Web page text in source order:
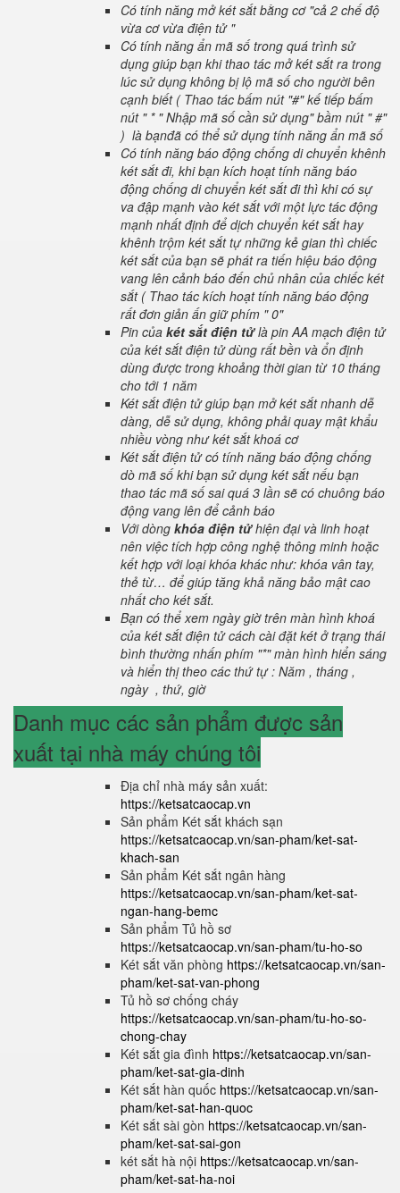
Có tính năng mở két sắt bằng cơ "cả 2 chế độ
vừa cơ vừa điện tử "
Có tính năng ẩn mã số trong quá trình sử
dụng giúp bạn khi thao tác mở két sắt ra trong
lúc sử dụng không bị lộ mã số cho người bên
cạnh biết ( Thao tác bấm nút "#" kế tiếp bấm
nút " * " Nhập mã số cần sử dụng" bầm nút " #"
) là bạnđã có thể sử dụng tính năng ẩn mã số
Có tính năng báo động chống di chuyển khênh
két sắt đi, khi bạn kích hoạt tính năng báo
động chống di chuyển két sắt đi thì khi có sự
va đập mạnh vào két sắt với một lực tác động
mạnh nhất định để dịch chuyển két sắt hay
khênh trộm két sắt tự những kẻ gian thì chiếc
két sắt của bạn sẽ phát ra tiến hiệu báo động
vang lên cảnh báo đến chủ nhân của chiếc két
sắt ( Thao tác kích hoạt tính năng báo động
rất đơn giản ấn giữ phím " 0"
Pin của két sắt điện tửlà pin AA mạch điện tử
của két sắt điện tử dùng rất bền và ổn định
dùng được trong khoảng thời gian từ 10 tháng
cho tới 1 năm
Két sắt điện tử giúp bạn mở két sắt nhanh dễ
dàng, dễ sử dụng, không phải quay mật khẩu
nhiều vòng như két sắt khoá cơ
Két sắt điện tử có tính năng báo động chống
dò mã số khi bạn sử dụng két sắt nếu bạn
thao tác mã số sai quá 3 lần sẽ có chuông báo
động vang lên để cảnh báo
Với dòng khóa điện tửhiện đại và linh hoạt
nên việc tích hợp công nghệ thông minh hoặc
kết hợp với loại khóa khác như: khóa vân tay,
thẻ từ… để giúp tăng khả năng bảo mật cao
nhất cho két sắt.
Bạn có thể xem ngày giờ trên màn hình khoá
của két sắt điện tử cách cài đặt két ở trạng thái
bình thường nhấn phím "*" màn hình hiển sáng
và hiển thị theo các thứ tự : Năm , tháng ,
ngày , thứ, giờ
Danh mục các sản phẩm được sản
xuất tại nhà máy chúng tôi
Địa chỉ nhà máy sản xuất:
https://ketsatcaocap.vn
Sản phẩm Két sắt khách sạn
https://ketsatcaocap.vn/san-pham/ket-sat-
khach-san
Sản phẩm Két sắt ngân hàng
https://ketsatcaocap.vn/san-pham/ket-sat-
ngan-hang-bemc
Sản phẩm Tủ hồ sơ
https://ketsatcaocap.vn/san-pham/tu-ho-so
Két sắt văn phòng https://ketsatcaocap.vn/san-
pham/ket-sat-van-phong
Tủ hồ sơ chống cháy
https://ketsatcaocap.vn/san-pham/tu-ho-so-
chong-chay
Két sắt gia đình https://ketsatcaocap.vn/san-
pham/ket-sat-gia-dinh
Két sắt hàn quốc https://ketsatcaocap.vn/san-
pham/ket-sat-han-quoc
Két sắt sài gòn https://ketsatcaocap.vn/san-
pham/ket-sat-sai-gon
két sắt hà nội https://ketsatcaocap.vn/san-
pham/ket-sat-ha-noi